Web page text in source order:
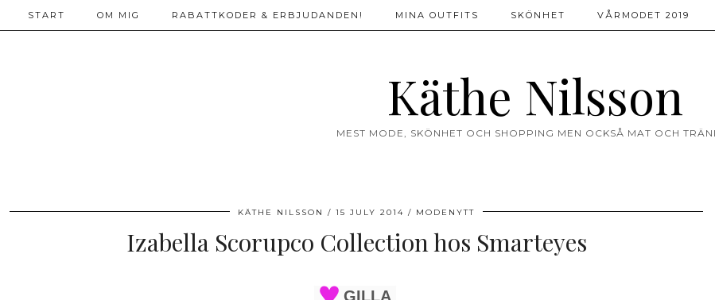
Käthe Nilsson
MEST MODE, SKÖNHET OCH SHOPPING MEN OCKSÅ MAT OCH
START OM MIG RABATTKODER & ERBJUDANDEN! MINA OUTFITS SKÖNHET VÅRMODET 2019
KÄTHE NILSSON 15 JULY 2014 MODENYTT
Izabella Scorupco Collection hos Smarteyes
GILLA